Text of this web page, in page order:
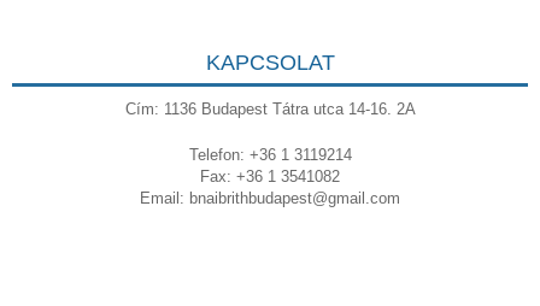
KAPCSOLAT
Cím: 1136 Budapest Tátra utca 14-16. 2A
Telefon: +36 1 3119214
Fax: +36 1 3541082
Email: bnaibrithbudapest@gmail.com